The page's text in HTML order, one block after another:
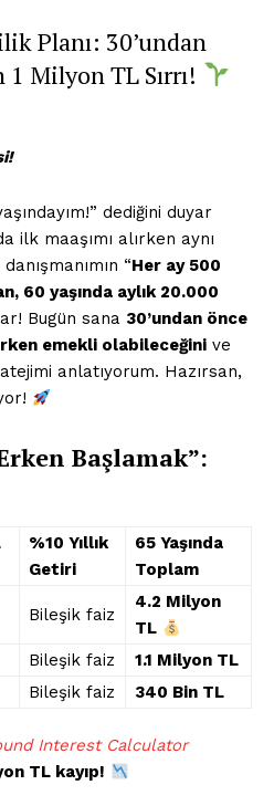
Planı: 30’undan
1 Milyon TL Sırrı!
dediğini duyar
ilk maaşımı alırken aynı
“Her ay 500
60 yaşında aylık 20.000
Bugün sana 30’undan önce
emekli olabileceğini ve
anlatıyorum. Hazırsan,
Başlamak”:
%10 Yıllık
Getiri
65 Yaşında
Toplam
Bileşik faiz
4.2 Milyon
TL
Bileşik faiz
1.1 Milyon TL
Bileşik faiz 340 Bin TL
Interest Calculator
TL kayıp!